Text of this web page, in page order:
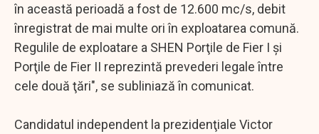
în această perioadă a fost de 12.600 mc/s, debit
înregistrat de mai multe ori în exploatarea comună.
Regulile de exploatare a SHEN Porţile de Fier I şi
Porţile de Fier II reprezintă prevederi legale între
cele două ţări", se subliniază în comunicat.
Candidatul independent la prezidenţiale Victor